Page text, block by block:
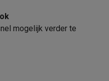
mogelijk verder te